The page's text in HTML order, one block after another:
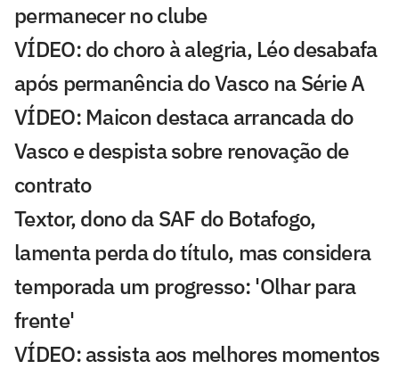
permanecer no clube
VÍDEO: do choro à alegria, Léo desabafa
após permanência do Vasco na Série A
VÍDEO: Maicon destaca arrancada do
Vasco e despista sobre renovação de
contrato
Textor, dono da SAF do Botafogo,
lamenta perda do título, mas considera
temporada um progresso: 'Olhar para
frente'
VÍDEO: assista aos melhores momentos